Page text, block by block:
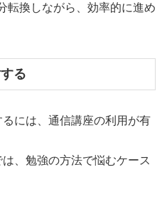
転換しながら、効率的に進め
る
には、通信講座の利用が有
、勉強の方法で悩むケース